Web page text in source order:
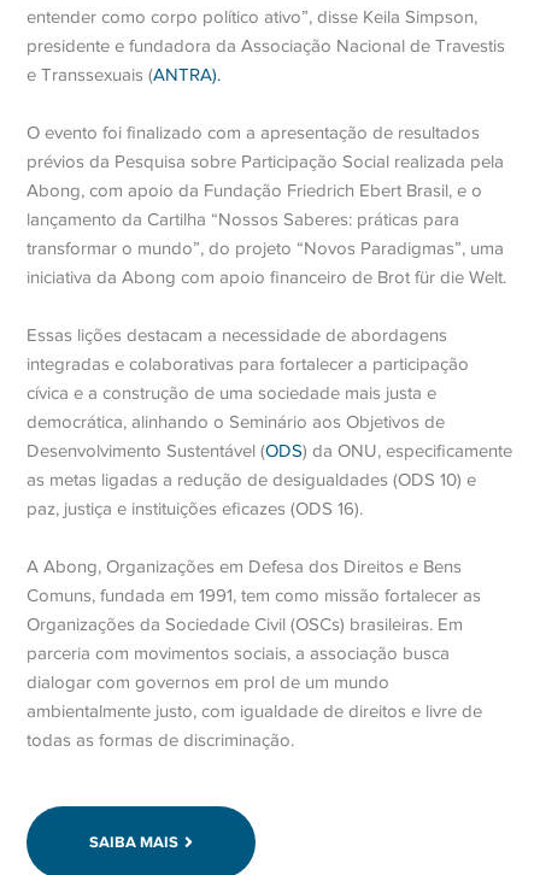
entender como corpo político ativo”, disse Keila Simpson,
presidente e fundadora da Associação Nacional de Travestis
e Transsexuais (ANTRA).
O evento foi finalizado com a apresentação de resultados
prévios da Pesquisa sobre Participação Social realizada pela
Abong, com apoio da Fundação Friedrich Ebert Brasil, e o
lançamento da Cartilha “Nossos Saberes: práticas para
transformar o mundo”, do projeto “Novos Paradigmas”, uma
iniciativa da Abong com apoio financeiro de Brot für die Welt.
Essas lições destacam a necessidade de abordagens
integradas e colaborativas para fortalecer a participação
cívica e a construção de uma sociedade mais justa e
democrática, alinhando o Seminário aos Objetivos de
Desenvolvimento Sustentável (ODS) da ONU, especificamente
as metas ligadas a redução de desigualdades (ODS 10) e
paz, justiça e instituições eficazes (ODS 16).
A Abong, Organizações em Defesa dos Direitos e Bens
Comuns, fundada em 1991, tem como missão fortalecer as
Organizações da Sociedade Civil (OSCs) brasileiras. Em
parceria com movimentos sociais, a associação busca
dialogar com governos em prol de um mundo
ambientalmente justo, com igualdade de direitos e livre de
todas as formas de discriminação.
SAIBA MAIS